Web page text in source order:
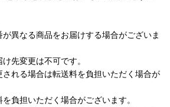
異なる商品をお届けする場合がございま
先変更は不可です。
れる場合は転送料を負担いただく場合が
負担いただく場合がございます。